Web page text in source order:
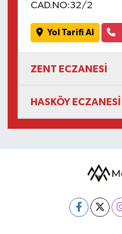
CAD.NO:32/2
Yol Tarifi Al
ZENT ECZANESİ
HASKÖY ECZANESİ